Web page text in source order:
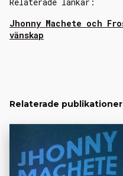
Relaterade länkar:
Jhonny Machete och
vänskap
Relaterade publikationer